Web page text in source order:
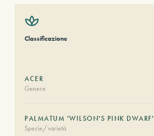
Classificazione
ACER
Genere
PALMATUM 'WILSON'S PINK DWARF'
Specie/varietà